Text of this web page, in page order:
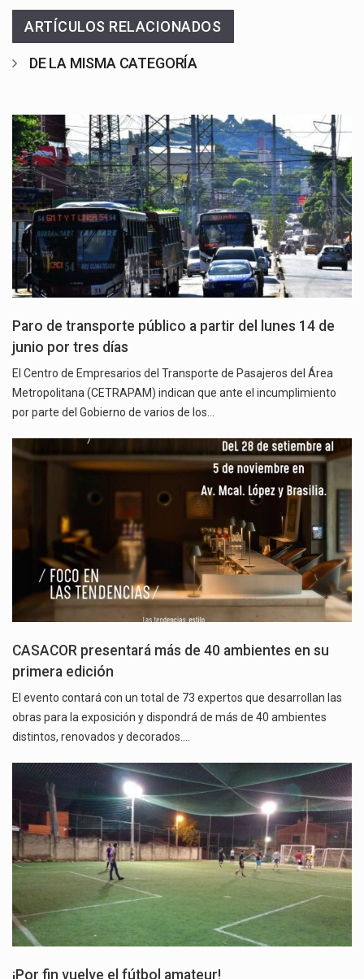
ARTÍCULOS RELACIONADOS
DE LA MISMA CATEGORÍA
Paro de transporte público a partir del lunes 14 de
junio por tres días
El Centro de Empresarios del Transporte de Pasajeros del Área
Metropolitana (CETRAPAM) indican que ante el incumplimiento
por parte del Gobierno de varios de los…
CASACOR presentará más de 40 ambientes en su
primera edición
El evento contará con un total de 73 expertos que desarrollan las
obras para la exposición y dispondrá de más de 40 ambientes
distintos, renovados y decorados.…
¡Por fin vuelve el fútbol amateur!